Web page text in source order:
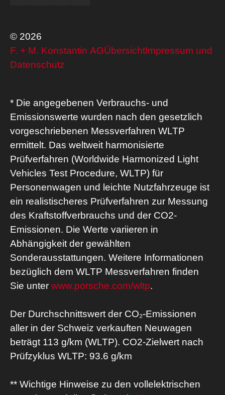
© 2026
F. + M. Konstantin AGÜbersichtImpressum und
Datenschutz
* Die angegebenen Verbrauchs- und
Emissionswerte wurden nach den gesetzlich
vorgeschriebenen Messverfahren WLTP
ermittelt. Das weltweit harmonisierte
Prüfverfahren (Worldwide Harmonized Light
Vehicles Test Procedure, WLTP) für
Personenwagen und leichte Nutzfahrzeuge ist
ein realistischeres Prüfverfahren zur Messung
des Kraftstoffverbrauchs und der CO2-
Emissionen. Die Werte variieren in
Abhängigkeit der gewählten
Sonderausstattungen. Weitere Informationen
bezüglich dem WLTP Messverfahren finden
Sie unter www.porsche.com/wltp.
Der Durchschnittswert der CO₂-Emissionen
aller in der Schweiz verkauften Neuwagen
beträgt 113 g/km (WLTP). CO2-Zielwert nach
Prüfzyklus WLTP: 93.6 g/km
** Wichtige Hinweise zu den vollelektrischen